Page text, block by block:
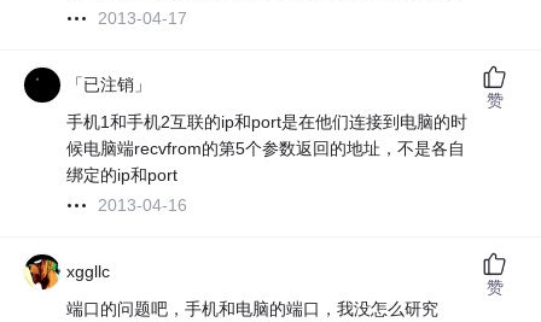
2013-04-17
「已注销」
手机1和手机2互联的ip和port是在他们连接到电脑的时
候电脑端recvfrom的第5个参数返回的地址，不是各自
绑定的ip和port
2013-04-16
赞
xggllc
端口的问题吧，手机和电脑的端口，我没怎么研究
赞